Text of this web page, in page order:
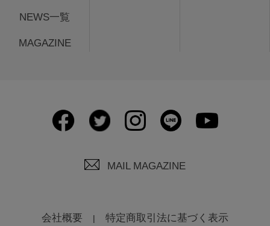
NEWS一覧
MAGAZINE
MAIL MAGAZINE
会社概要 特定商取引法に基づく表示